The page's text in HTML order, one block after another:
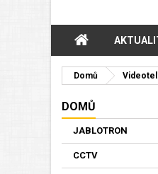
Domů
DOMŮ
JABLOTRON
CCTV